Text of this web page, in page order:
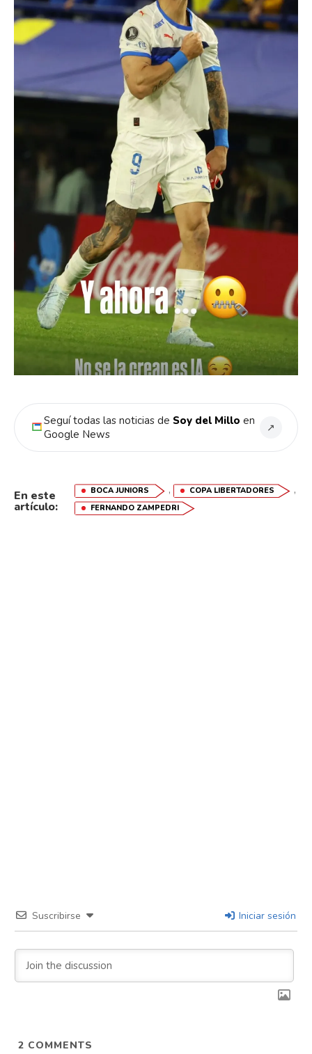
Seguí todas las noticias de Soy del Millo en
Google News
↗
En este
artículo:
BOCA JUNIORS , COPA LIBERTADORES ,
FERNANDO ZAMPEDRI
Suscribirse Iniciar sesión
2 COMMENTS